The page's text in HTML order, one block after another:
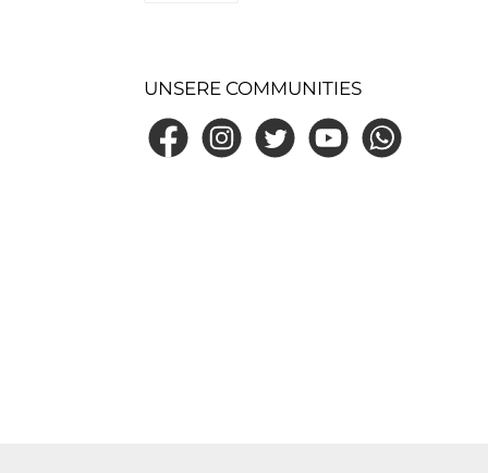
UNSERE COMMUNITIES
FacebookInstagramTwitter YouTubeWhatsApp